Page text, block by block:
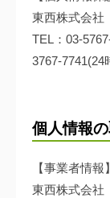
東西株式会
TEL：03-
3767-7741(24
個人情報
【事業者情報】
東西株式会社